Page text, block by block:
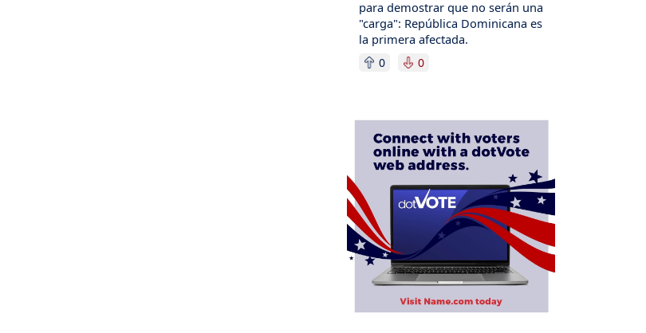
para demostrar que no serán una
"carga": República Dominicana es
la primera afectada.
0 0